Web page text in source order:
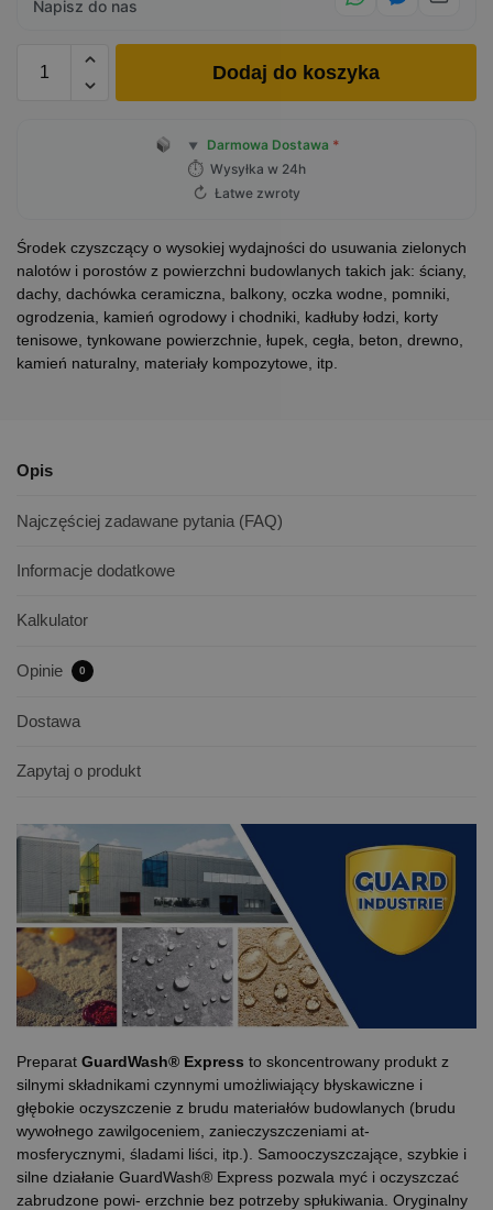
Napisz do nas
Dodaj do koszyka
▼ Darmowa Dostawa *
⏱ Wysyłka w 24h
↻ Łatwe zwroty
Środek czyszczący o wysokiej wydajności do usuwania zielonych
nalotów i porostów z powierzchni budowlanych takich jak: ściany,
dachy, dachówka ceramiczna, balkony, oczka wodne, pomniki,
ogrodzenia, kamień ogrodowy i chodniki, kadłuby łodzi, korty
tenisowe, tynkowane powierzchnie, łupek, cegła, beton, drewno,
kamień naturalny, materiały kompozytowe, itp.
Opis
Najczęściej zadawane pytania (FAQ)
Informacje dodatkowe
Kalkulator
Opinie 0
Dostawa
Zapytaj o produkt
Preparat GuardWash® Express to skoncentrowany produkt z
silnymi składnikami czynnymi umożliwiający błyskawiczne i
głębokie oczyszczenie z brudu materiałów budowlanych (brudu
wywołnego zawilgoceniem, zanieczyszczeniami at-
mosferycznymi, śladami liści, itp.). Samooczyszczające, szybkie i
silne działanie GuardWash® Express pozwala myć i oczyszczać
zabrudzone powi- erzchnie bez potrzeby spłukiwania. Oryginalny